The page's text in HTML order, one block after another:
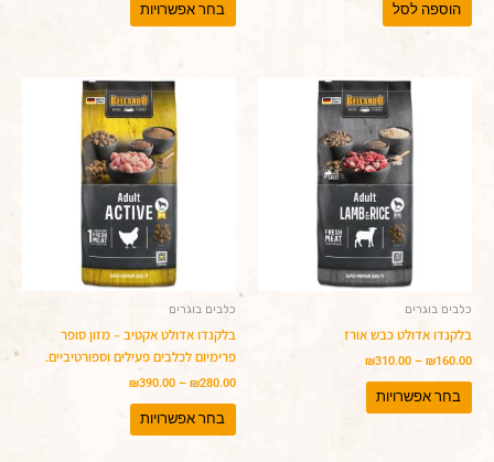
הוספה לסל בחר אפשרויות
כלבים בוגרים
בלקנדו אדולט כבש אורז
₪160.00
–
₪310.00
טווח
מחירים:
עד
בחר אפשרויות
למוצר
זה
יש
מספר
סוגים.
ניתן
לבחור
את
האפשרויות
בעמוד
כלבים בוגרים
בלקנדו אדולט אקטיב – מזון סופר
פרימיום לכלבים פעילים וספורטיביים.
₪280.00
–
₪390.00
טווח
מחירים:
עד
בחר אפשרויות
למוצר
זה
יש
מספר
סוגים.
ניתן
לבחור
את
האפשרויות
בעמוד